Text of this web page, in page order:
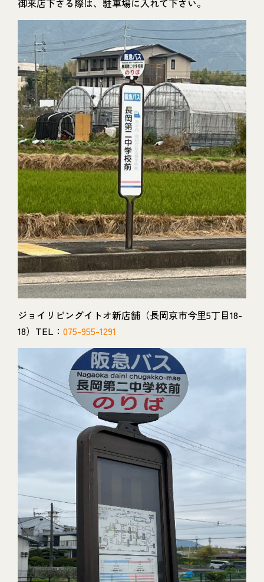
ジョイリビングイトオ新店舗（長岡京市今里5丁目18-
18）TEL： 075-955-1291